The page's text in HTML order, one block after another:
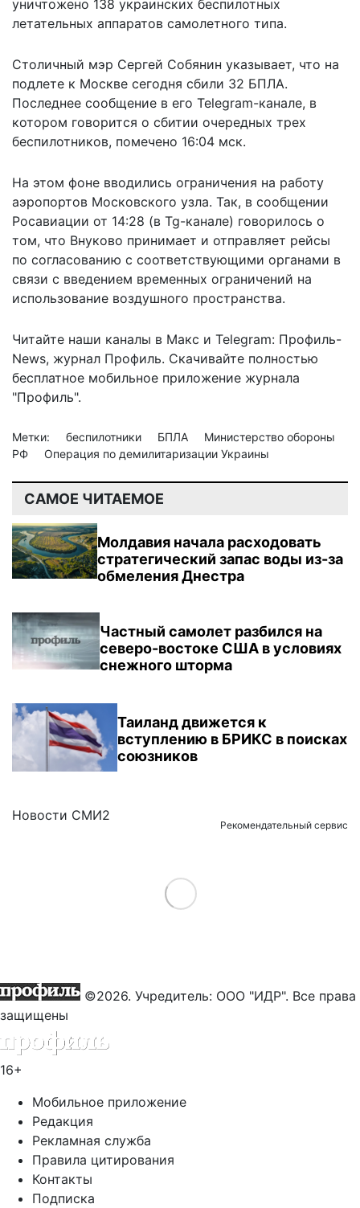
уничтожено 138 украинских беспилотных
летательных аппаратов самолетного типа.
Столичный мэр Сергей Собянин указывает, что на
подлете к Москве сегодня сбили 32 БПЛА.
Последнее сообщение в его Telegram-канале, в
котором говорится о сбитии очередных трех
беспилотников, помечено 16:04 мск.
На этом фоне вводились ограничения на работу
аэропортов Московского узла. Так, в сообщении
Росавиации от 14:28 (в Tg-канале) говорилось о
том, что Внуково принимает и отправляет рейсы
по согласованию с соответствующими органами в
связи с введением временных ограничений на
использование воздушного пространства.
Читайте наши каналы в Макс и Telegram: Профиль-
News, журнал Профиль. Скачивайте полностью
бесплатное мобильное приложение журнала
"Профиль".
Метки: беспилотники БПЛА
Министерство обороны
РФ
Операция по демилитаризации Украины
САМОЕ ЧИТАЕМОЕ
Молдавия начала расходовать
стратегический запас воды из-за
обмеления Днестра
Частный самолет разбился на
северо-востоке США в условиях
снежного шторма
Таиланд движется к
вступлению в БРИКС в поисках
союзников
Новости СМИ2
Рекомендательный сервис
Load More
©2026. Учредитель: ООО "ИДР". Все права
защищены
16+
Мобильное приложение
Редакция
Рекламная служба
Правила цитирования
Контакты
Подписка